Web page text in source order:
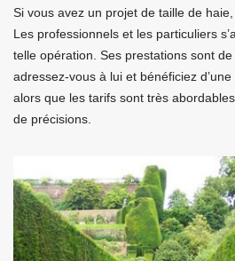
Si vous avez un projet de taille de
Les professionnels et les particuliers
telle opération. Ses prestations sont
adressez-vous à lui et bénéficiez
alors que les tarifs sont très
de précisions.